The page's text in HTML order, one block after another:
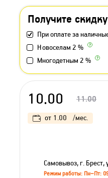
Получите
При оплате за
Новоселам 2 %
Многодетным 2 %
10.00 11.00
от 1.00 /мес.
Самовывоз, г. Брест,
Режим работы: Пн–Пт: